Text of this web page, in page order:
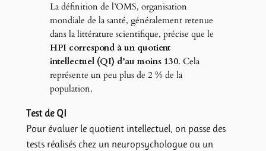
La définition de l’OMS, organisation
mondiale de la santé, généralement retenue
dans la littérature scientifique, précise que le
HPI correspond à un quotient
intellectuel (QI) d’au moins 130. Cela
représente un peu plus de 2 % de la
population.
Test de QI
Pour évaluer le quotient intellectuel, on passe des
tests réalisés chez un neuropsychologue ou un